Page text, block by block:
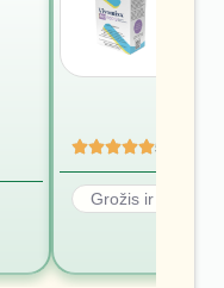
5
Grožis ir sveikata